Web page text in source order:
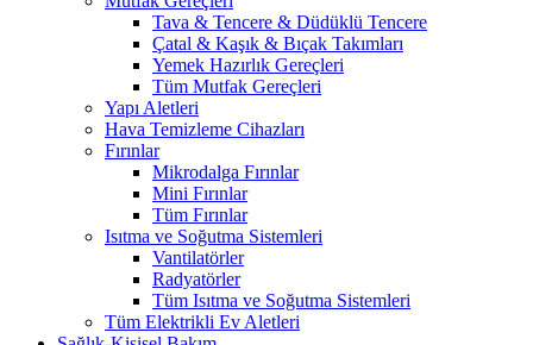
Tava & Tencere & Düdüklü Tencere
Çatal & Kaşık & Bıçak Takımları
Yemek Hazırlık Gereçleri
Tüm Mutfak Gereçleri
Yapı Aletleri
Hava Temizleme Cihazları
Fırınlar
Mikrodalga Fırınlar
Mini Fırınlar
Tüm Fırınlar
Isıtma ve Soğutma Sistemleri
Vantilatörler
Radyatörler
Tüm Isıtma ve Soğutma Sistemleri
Tüm Elektrikli Ev Aletleri